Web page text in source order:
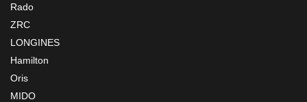
Rado
ZRC
LONGINES
Hamilton
Oris
MIDO